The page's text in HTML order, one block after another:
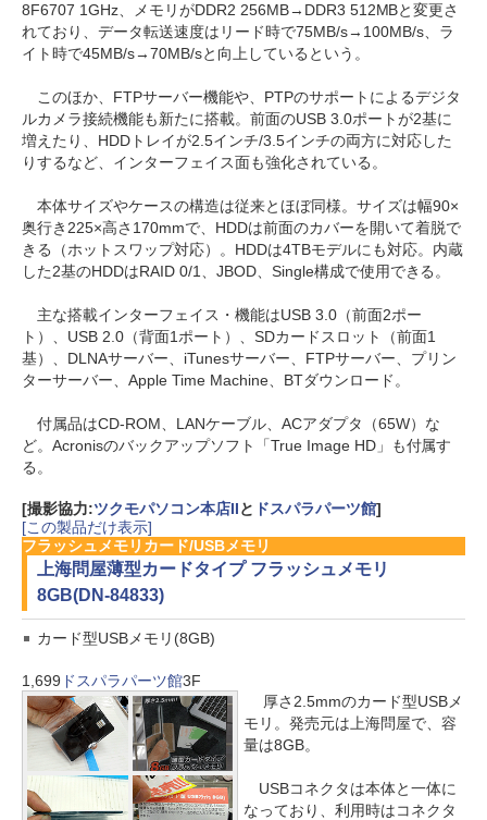
8F6707 1GHz、メモリがDDR2 256MB→DDR3 512MBと変更さ
れており、データ転送速度はリード時で75MB/s→100MB/s、ラ
イト時で45MB/s→70MB/sと向上しているという。
このほか、FTPサーバー機能や、PTPのサポートによるデジタ
ルカメラ接続機能も新たに搭載。前面のUSB 3.0ポートが2基に
増えたり、HDDトレイが2.5インチ/3.5インチの両方に対応した
りするなど、インターフェイス面も強化されている。
本体サイズやケースの構造は従来とほぼ同様。サイズは幅90×
奥行き225×高さ170mmで、HDDは前面のカバーを開いて着脱で
きる（ホットスワップ対応）。HDDは4TBモデルにも対応。内蔵
した2基のHDDはRAID 0/1、JBOD、Single構成で使用できる。
主な搭載インターフェイス・機能はUSB 3.0（前面2ポー
ト）、USB 2.0（背面1ポート）、SDカードスロット（前面1
基）、DLNAサーバー、iTunesサーバー、FTPサーバー、プリン
ターサーバー、Apple Time Machine、BTダウンロード。
付属品はCD-ROM、LANケーブル、ACアダプタ（65W）な
ど。Acronisのバックアップソフト「True Image HD」も付属す
る。
[撮影協力:ツクモパソコン本店IIと ドスパラパーツ館]
[この製品だけ表示]
フラッシュメモリカード/USBメモリ
上海問屋薄型カードタイプ フラッシュメモリ
8GB(DN-84833)
カード型USBメモリ(8GB)
1,699 ドスパラパーツ館3F
厚さ2.5mmのカード型USBメ
モリ。発売元は上海問屋で、容
量は8GB。
USBコネクタは本体と一体に
なっており、利用時はコネクタ